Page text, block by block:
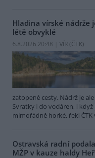
Hladina vírské nádrže
létě obvyklé
6.8.2026 20:48 | VÍR (ČTK)
zatopené cesty. Nádrž je
Svratky i do vodáren, i
mimořádně horké, řekl
Ostravská radní
MŽP v kauze haldy